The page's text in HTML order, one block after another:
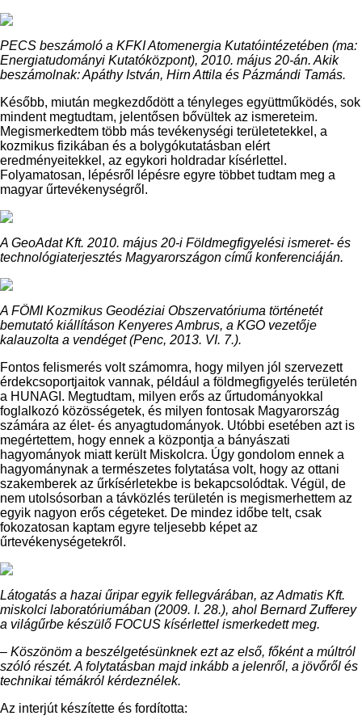
PECS beszámoló a KFKI Atomenergia Kutatóintézetében (ma:
Energiatudományi Kutatóközpont), 2010. május 20-án. Akik
beszámolnak: Apáthy István, Hirn Attila és Pázmándi Tamás.
Később, miután megkezdődött a tényleges együttműködés, sok
mindent megtudtam, jelentősen bővültek az ismereteim.
Megismerkedtem több más tevékenységi területetekkel, a
kozmikus fizikában és a bolygókutatásban elért
eredményeitekkel, az egykori holdradar kísérlettel.
Folyamatosan, lépésről lépésre egyre többet tudtam meg a
magyar űrtevékenységről.
A GeoAdat Kft. 2010. május 20-i Földmegfigyelési ismeret- és
technológiaterjesztés Magyarországon című konferenciáján.
A FÖMI Kozmikus Geodéziai Obszervatóriuma történetét
bemutató kiállításon Kenyeres Ambrus, a KGO vezetője
kalauzolta a vendéget (Penc, 2013. VI. 7.).
Fontos felismerés volt számomra, hogy milyen jól szervezett
érdekcsoportjaitok vannak, például a földmegfigyelés területén
a HUNAGI. Megtudtam, milyen erős az űrtudományokkal
foglalkozó közösségetek, és milyen fontosak Magyarország
számára az élet- és anyagtudományok. Utóbbi esetében azt is
megértettem, hogy ennek a központja a bányászati
hagyományok miatt került Miskolcra. Úgy gondolom ennek a
hagyománynak a természetes folytatása volt, hogy az ottani
szakemberek az űrkísérletekbe is bekapcsolódtak. Végül, de
nem utolsósorban a távközlés területén is megismerhettem az
egyik nagyon erős cégeteket. De mindez időbe telt, csak
fokozatosan kaptam egyre teljesebb képet az
űrtevékenységetekről.
Látogatás a hazai űripar egyik fellegvárában, az Admatis Kft.
miskolci laboratóriumában (2009. I. 28.), ahol Bernard Zufferey
a világűrbe készülő FOCUS kísérlettel ismerkedett meg.
– Köszönöm a beszélgetésünknek ezt az első, főként a múltról
szóló részét. A folytatásban majd inkább a jelenről, a jövőről és
technikai témákról kérdeznélek.
Az interjút készítette és fordította: